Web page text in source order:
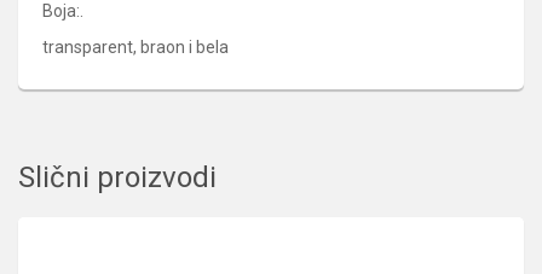
Boja:.
transparent, braon i bela
Slični proizvodi